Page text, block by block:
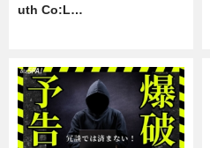
uth Co:L…